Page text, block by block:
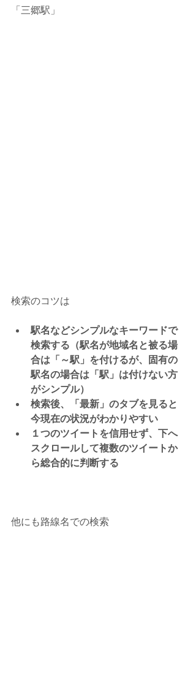
「三郷駅」
検索のコツは
駅名などシンプルなキーワードで
検索する（駅名が地域名と被る場
合は「～駅」を付けるが、固有の
駅名の場合は「駅」は付けない方
がシンプル）
検索後、「最新」のタブを見ると
今現在の状況がわかりやすい
１つのツイートを信用せず、下へ
スクロールして複数のツイートか
ら総合的に判断する
他にも路線名での検索